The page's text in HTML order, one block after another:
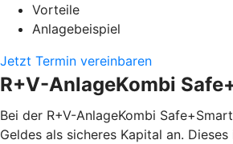
Vorteile
Anlagebeispiel
Jetzt Termin vereinbaren
R+V-AnlageKombi
Bei der R+V-AnlageKombi
Geldes als sicheres Kapital an.